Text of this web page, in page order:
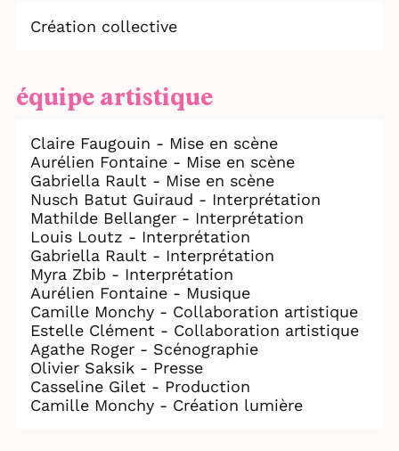
Création collective
équipe artistique
Claire Faugouin - Mise en scène
Aurélien Fontaine - Mise en scène
Gabriella Rault - Mise en scène
Nusch Batut Guiraud - Interprétation
Mathilde Bellanger - Interprétation
Louis Loutz - Interprétation
Gabriella Rault - Interprétation
Myra Zbib - Interprétation
Aurélien Fontaine - Musique
Camille Monchy - Collaboration artistique
Estelle Clément - Collaboration artistique
Agathe Roger - Scénographie
Olivier Saksik - Presse
Casseline Gilet - Production
Camille Monchy - Création lumière